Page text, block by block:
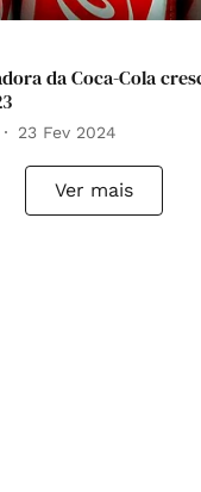
da Coca-Cola
23 Fev 2024
Ver mais